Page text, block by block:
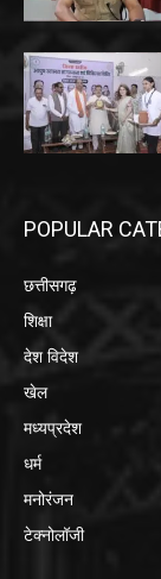
POPULAR
छत्तीसगढ़
शिक्षा
देश विदेश
खेल
मध्यप्रदेश
धर्म
मनोरंजन
टेक्नोलॉजी